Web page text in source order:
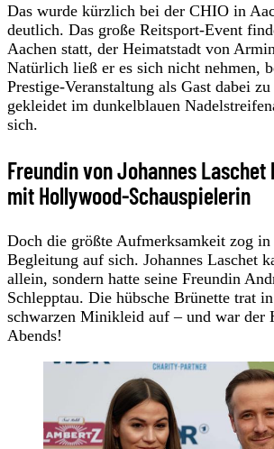
Das wurde kürzlich bei der CHIO in
deutlich. Das große Reitsport-Event
Aachen statt, der Heimatstadt von
Natürlich ließ er es sich nicht nehmen,
Prestige-Veranstaltung als Gast dabei zu
gekleidet im dunkelblauen
sich.
Freundin von Johannes
mit Hollywood-Schauspielerin
Doch die größte Aufmerksamkeit zog in
Begleitung auf sich. Johannes Laschet
allein, sondern hatte seine Freundin
Schlepptau. Die hübsche Brünette trat
schwarzen Minikleid auf – und war der
Abends!